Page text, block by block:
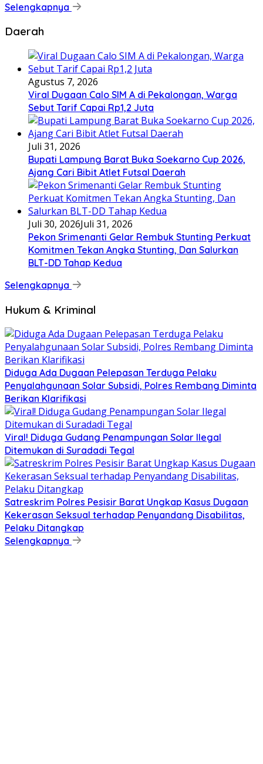
Selengkapnya
Daerah
Agustus 7, 2026
Viral Dugaan Calo SIM A di Pekalongan, Warga
Sebut Tarif Capai Rp1,2 Juta
Juli 31, 2026
Bupati Lampung Barat Buka Soekarno Cup 2026,
Ajang Cari Bibit Atlet Futsal Daerah
Juli 30, 2026Juli 31, 2026
Pekon Srimenanti Gelar Rembuk Stunting Perkuat
Komitmen Tekan Angka Stunting, Dan Salurkan
BLT-DD Tahap Kedua
Selengkapnya
Hukum & Kriminal
Diduga Ada Dugaan Pelepasan Terduga Pelaku
Penyalahgunaan Solar Subsidi, Polres Rembang Diminta
Berikan Klarifikasi
Viral! Diduga Gudang Penampungan Solar Ilegal
Ditemukan di Suradadi Tegal
Satreskrim Polres Pesisir Barat Ungkap Kasus Dugaan
Kekerasan Seksual terhadap Penyandang Disabilitas,
Pelaku Ditangkap
Selengkapnya